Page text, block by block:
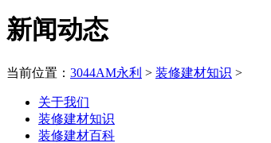
新闻动态
当前位置： 3044AM永利 > 装修建材知识 >
关于我们
装修建材知识
装修建材百科